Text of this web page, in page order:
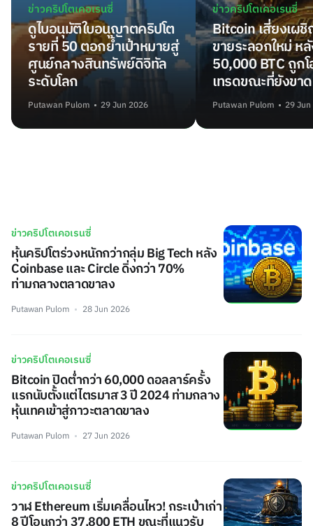
ข่าวคริปโตเคอเรนซี่
ดูไบอนุมัติใบอนุญาตคริปโต
รายที่ 50 ตอกย้ำเป้าหมายสู่
ศูนย์กลางสินทรัพย์ดิจิทัล
ระดับโลก
Putawan Pulom 29 Jun 2026
ข่าวคริปโตเคอเรนซี่
Bitcoin เสี่ยงเผ
ขายระลอกใหม่ ห
50,000 BTC ถูกโ
เทรดขณะที่ยังขา
Putawan Pulom 29
ข่าวคริปโตเคอเรนซี่
หุ้นคริปโตร่วงหนักกว่ากลุ่ม Big Tech หลัง
Coinbase และ Circle ดิ่งกว่า 70%
ท่ามกลางตลาดขาลง
Putawan Pulom 28 Jun 2026
ข่าวคริปโตเคอเรนซี่
Bitcoin ปิดต่ำกว่า 60,000 ดอลลาร์ครั้ง
แรกนับตั้งแต่ไตรมาส 3 ปี 2024 ท่ามกลาง
หุ้นเทคเข้าสู่ภาวะตลาดขาลง
Putawan Pulom 27 Jun 2026
ข่าวคริปโตเคอเรนซี่
วาฬ Ethereum เริ่มเคลื่อนไหว! กระเป๋าเก่า